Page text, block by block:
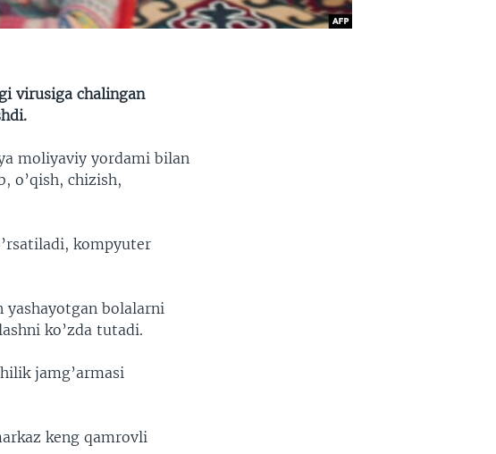
virusiga chalingan
moliyaviy yordami bilan
o’qish, chizish,
kompyuter
bolalarni
ko’zda tutadi.
jamg’armasi
keng qamrovli